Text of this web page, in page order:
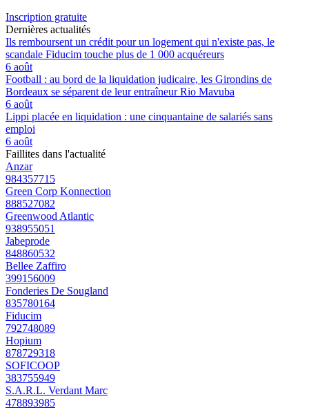
Inscription gratuite
Dernières actualités
Ils remboursent un crédit pour un logement qui n'existe pas, le
scandale Fiducim touche plus de 1 000 acquéreurs
6 août
Football : au bord de la liquidation judicaire, les Girondins de
Bordeaux se séparent de leur entraîneur Rio Mavuba
6 août
Lippi placée en liquidation : une cinquantaine de salariés sans
emploi
6 août
Faillites dans l'actualité
Anzar
984357715
Green Corp Konnection
888527082
Greenwood Atlantic
938955051
Jabeprode
848860532
Bellee Zaffiro
399156009
Fonderies De Sougland
835780164
Fiducim
792748089
Hopium
878729318
SOFICOOP
383755949
S.A.R.L. Verdant Marc
478893985